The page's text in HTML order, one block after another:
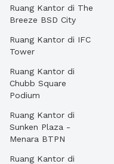
Ruang Kantor di The
Breeze BSD City
Ruang Kantor di IFC
Tower
Ruang Kantor di
Chubb Square
Podium
Ruang Kantor di
Sunken Plaza -
Menara BTPN
Ruang Kantor di